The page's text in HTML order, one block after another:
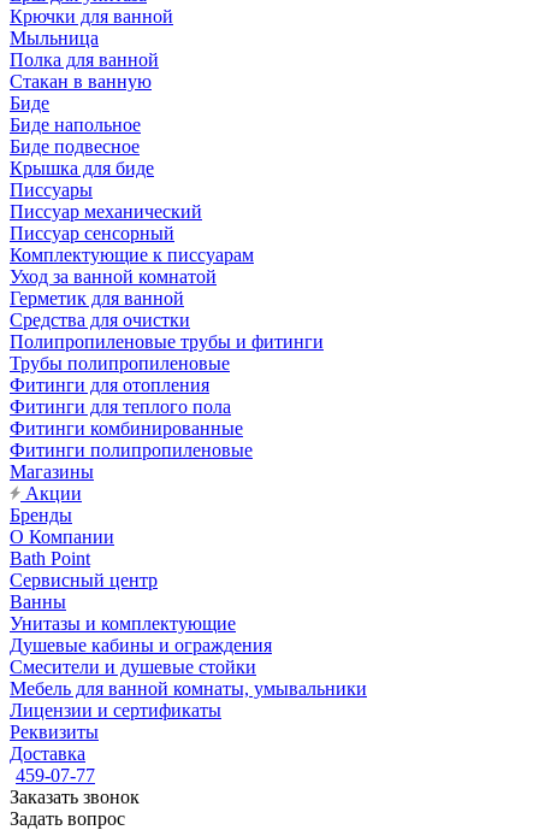
Крючки для ванной
Мыльница
Полка для ванной
Стакан в ванную
Биде
Биде напольное
Биде подвесное
Крышка для биде
Писсуары
Писсуар механический
Писсуар сенсорный
Комплектующие к писсуарам
Уход за ванной комнатой
Герметик для ванной
Средства для очистки
Полипропиленовые трубы и фитинги
Трубы полипропиленовые
Фитинги для отопления
Фитинги для теплого пола
Фитинги комбинированные
Фитинги полипропиленовые
Магазины
Акции
Бренды
О Компании
Bath Point
Сервисный центр
Ванны
Унитазы и комплектующие
Душевые кабины и ограждения
Смесители и душевые стойки
Мебель для ванной комнаты, умывальники
Лицензии и сертификаты
Реквизиты
Доставка
459-07-77
Заказать звонок
Задать вопрос